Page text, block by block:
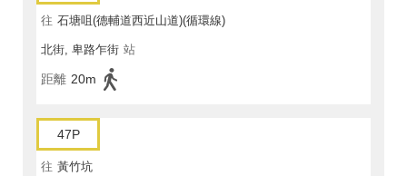
往 石塘咀(德輔道西近山道)(循環線)
北街, 卑路乍街 站
距離 20m
47P
往 黃竹坑